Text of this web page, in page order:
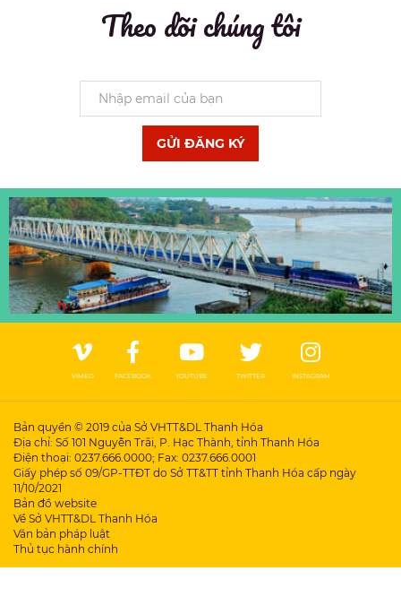
Theo dõi chúng tôi
GỬI ĐĂNG KÝ
VIMEO FACEBOOK YOUTUBE TWITTER INSTAGRAM
Bản quyền © 2019 của Sở VHTT&DL Thanh Hóa
Địa chỉ: Số 101 Nguyễn Trãi, P. Hạc Thành, tỉnh Thanh Hóa
Điện thoại: 0237.666.0000; Fax: 0237.666.0001
Giấy phép số 09/GP-TTĐT do Sở TT&TT tỉnh Thanh Hóa cấp ngày
11/10/2021
Bản đồ website
Về Sở VHTT&DL Thanh Hóa
Văn bản pháp luật
Thủ tục hành chính